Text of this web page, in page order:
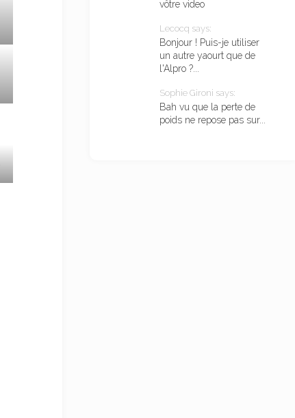
vôtre video
Lecocq says:
Bonjour ! Puis-je utiliser
un autre yaourt que de
l'Alpro ?...
Sophie Gironi says:
Bah vu que la perte de
poids ne repose pas sur...